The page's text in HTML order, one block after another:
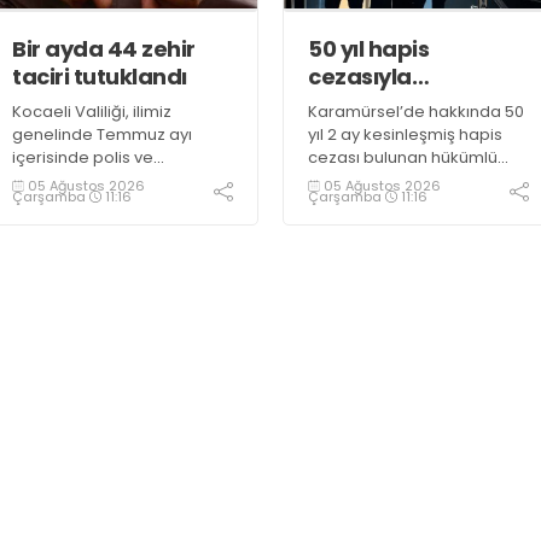
Bir ayda 44 zehir
taciri tutuklandı
Kocaeli Valiliği, ilimiz
genelinde Temmuz ayı
içerisinde polis ve
jandarma ekiplerince
uyuşturucu ile mücadele
05 Ağustos 2026
Çarşamba 11:16
50 yıl hapis
cezasıyla
aranıyordu,
yakalandı
Karamürsel’de hakkında 50
yıl 2 ay kesinleşmiş hapis
cezası bulunan hükümlü
operasyonla gözaltına
alındı
05 Ağustos 2026
Çarşamba 11:16